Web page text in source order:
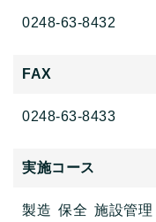
0248-63-8432
FAX
0248-63-8433
実施コース
製造 保全 施設管理